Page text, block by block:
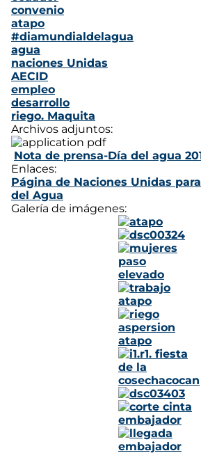
convenio
atapo
#diamundialdelagua
agua
naciones Unidas
AECID
empleo
desarrollo
riego. Maquita
Archivos adjuntos:
Nota de prensa-Día del agua
Enlaces:
Página de Naciones Unidas
del Agua
Galería de imágenes: